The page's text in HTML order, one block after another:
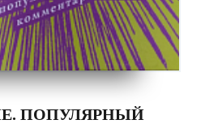
ПОПУЛЯРНЫЙ